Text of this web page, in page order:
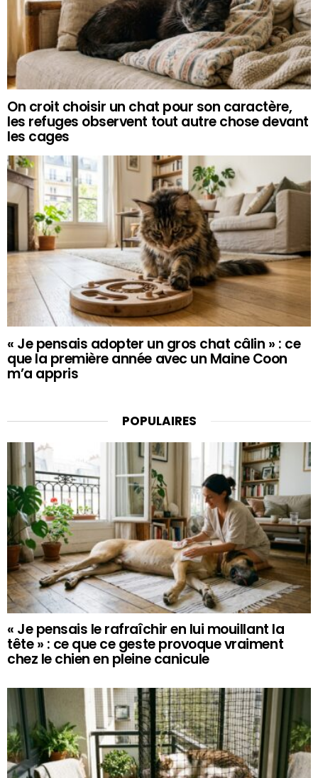
On croit choisir un chat pour son caractère,
les refuges observent tout autre chose devant
les cages
« Je pensais adopter un gros chat câlin » : ce
que la première année avec un Maine Coon
m’a appris
POPULAIRES
« Je pensais le rafraîchir en lui mouillant la
tête » : ce que ce geste provoque vraiment
chez le chien en pleine canicule